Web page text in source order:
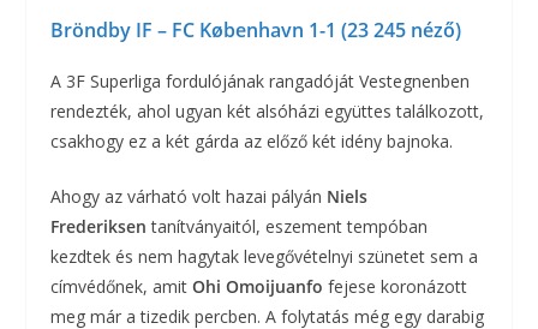
Bröndby IF – FC København 1-1 (23 245 néző)
A 3F Superliga fordulójának rangadóját Vestegnenben
rendezték, ahol ugyan két alsóházi együttes találkozott,
csakhogy ez a két gárda az előző két idény bajnoka.
Ahogy az várható volt hazai pályán Niels
Frederiksen tanítványaitól, eszement tempóban
kezdtek és nem hagytak levegővételnyi szünetet sem a
címvédőnek, amitOhi Omoijuanfo fejese koronázott
meg már a tizedik percben. A folytatás még egy darabig